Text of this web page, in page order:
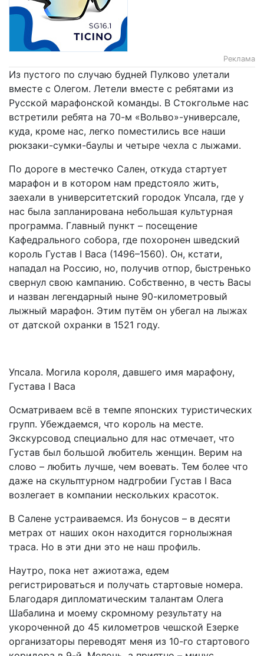
Реклама
Из пустого по случаю будней Пулково улетали
вместе с Олегом. Летели вместе с ребятами из
Русской марафонской команды. В Стокгольме нас
встретили ребята на 70-м «Вольво»-универсале,
куда, кроме нас, легко поместились все наши
рюкзаки-сумки-баулы и четыре чехла с лыжами.
По дороге в местечко Сален, откуда стартует
марафон и в котором нам предстояло жить,
заехали в университетский городок Упсала, где у
нас была запланирована небольшая культурная
программа. Главный пункт – посещение
Кафедрального собора, где похоронен шведский
король Густав I Васа (1496–1560). Он, кстати,
нападал на Россию, но, получив отпор, быстренько
свернул свою кампанию. Собственно, в честь Васы
и назван легендарный ныне 90-километровый
лыжный марафон. Этим путём он убегал на лыжах
от датской охранки в 1521 году.
Упсала. Могила короля, давшего имя марафону,
Густава I Васа
Осматриваем всё в темпе японских туристических
групп. Убеждаемся, что король на месте.
Экскурсовод специально для нас отмечает, что
Густав был большой любитель женщин. Верим на
слово – любить лучше, чем воевать. Тем более что
даже на скульптурном надгробии Густав I Васа
возлегает в компании нескольких красоток.
В Салене устраиваемся. Из бонусов – в десяти
метрах от наших окон находится горнолыжная
траса. Но в эти дни это не наш профиль.
Наутро, пока нет ажиотажа, едем
регистрироваться и получать стартовые номера.
Благодаря дипломатическим талантам Олега
Шабалина и моему скромному результату на
укороченной до 45 километров чешской Езерке
организаторы переводят меня из 10-го стартового